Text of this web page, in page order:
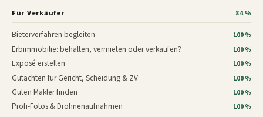
Für Verkäufer 84 %
Bieterverfahren begleiten 100 %
Erbimmobilie: behalten, vermieten oder verkaufen? 100 %
Exposé erstellen 100 %
Gutachten für Gericht, Scheidung & ZV 100 %
Guten Makler finden 100 %
Profi-Fotos & Drohnenaufnahmen 100 %